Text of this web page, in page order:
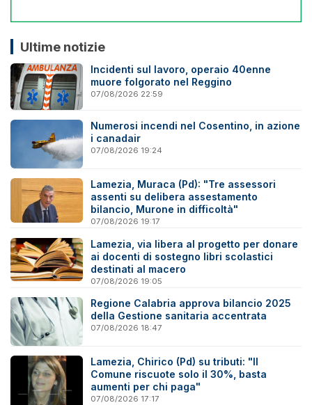
Ultime notizie
Incidenti sul lavoro, operaio 40enne
muore folgorato nel Reggino
07/08/2026 22:59
Numerosi incendi nel Cosentino, in azione
i canadair
07/08/2026 19:24
Lamezia, Muraca (Pd): "Tre assessori
assenti su delibera assestamento
bilancio, Murone in difficoltà"
07/08/2026 19:17
Lamezia, via libera al progetto per donare
ai docenti di sostegno libri scolastici
destinati al macero
07/08/2026 19:05
Regione Calabria approva bilancio 2025
della Gestione sanitaria accentrata
07/08/2026 18:47
Lamezia, Chirico (Pd) su tributi: "Il
Comune riscuote solo il 30%, basta
aumenti per chi paga"
07/08/2026 17:17